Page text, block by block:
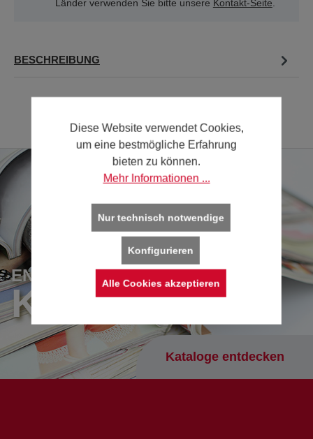
Länder verwenden Sie bitte unsere Kontakt-Seite.
BESCHREIBUNG
ENTDECKEN SIE UNSERE
KATALOGE
Kataloge entdecken
Diese Website verwendet Cookies,
um eine bestmögliche Erfahrung
bieten zu können.
Mehr Informationen ...
Nur technisch notwendige
Konfigurieren
Alle Cookies akzeptieren